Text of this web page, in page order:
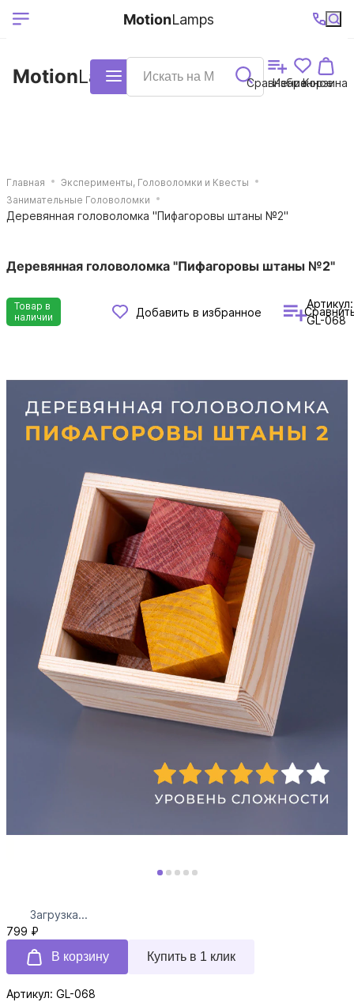
Ваш регион
Выберите ваш
+7 (495)740-
38-68
График
работы
MotionLamps Каталог Сравнение
Избранное
Корзина
MotionLamps
Главная
Эксперименты, Головоломки и Квесты
Занимательные Головоломки
Деревянная головоломка "Пифагоровы штаны №2"
Деревянная головоломка "Пифагоровы штаны №2"
Товар в
наличии
Добавить в избранное
Артикул:
GL-068
Загрузка...
799 ₽
В корзину
Купить в 1 клик
Артикул: GL-068